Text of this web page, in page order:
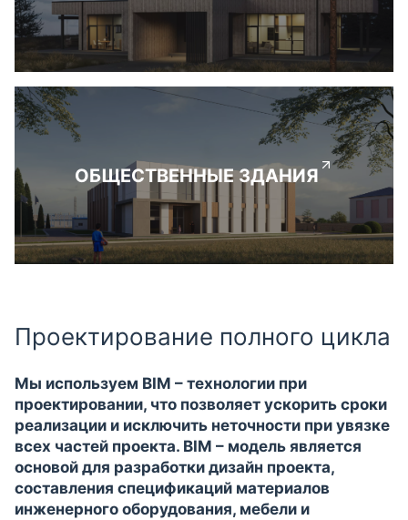
ОБЩЕСТВЕННЫЕ ЗДАНИЯ
Проектирование полного цикла
Мы используем BIM – технологии при
проектировании, что позволяет ускорить сроки
реализации и исключить неточности при увязке
всех частей проекта. BIM – модель является
основой для разработки дизайн проекта,
составления спецификаций материалов
инженерного оборудования, мебели и